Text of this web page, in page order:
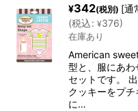
¥342(税別) [通
(税込: ¥376)
在庫あり
American
型と、服にあ
セットです。
クッキーをプ
に…